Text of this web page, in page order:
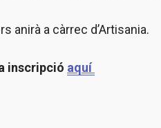
anirà a càrrec d’Artisania.
inscripció aquí